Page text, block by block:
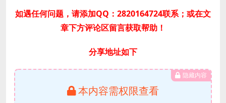
如遇任何问题，请添加QQ：2820164724联系；或在文
章下方评论区留言获取帮助！
分享地址如下
隐藏内容
本内容需权限查看